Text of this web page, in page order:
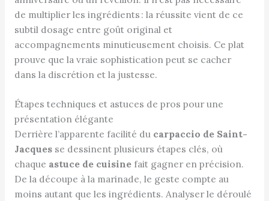
de multiplier les ingrédients : la réussite vient de ce
subtil dosage entre goût original et
accompagnements minutieusement choisis. Ce plat
prouve que la vraie sophistication peut se cacher
dans la discrétion et la justesse.
Étapes techniques et astuces de pros pour une
présentation élégante
Derrière l’apparente facilité du carpaccio de Saint-
Jacquesse dessinent plusieurs étapes clés, où
chaque astuce de cuisinefait gagner en précision.
De la découpe à la marinade, le geste compte au
moins autant que les ingrédients. Analyser le déroulé